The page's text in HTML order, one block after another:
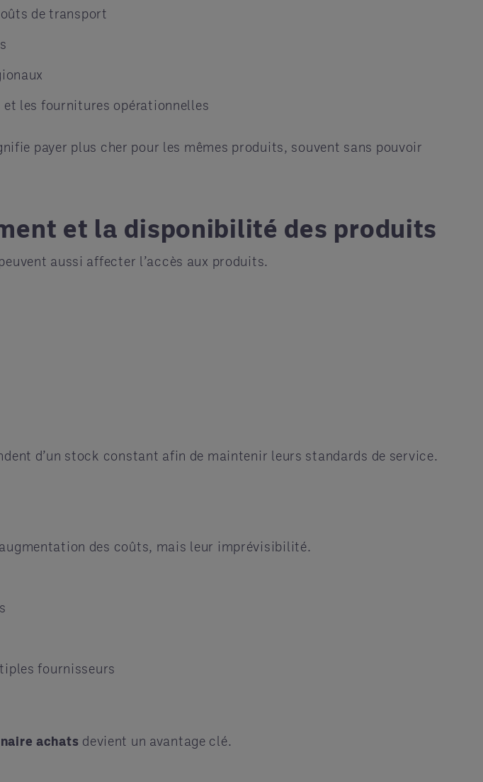
de transport
les fournitures opérationnelles
payer plus cher pour les mêmes produits, souvent sans pouvoir
et la disponibilité des produits
aussi affecter l’accès aux produits.
d’un stock constant afin de maintenir leurs standards de service.
des coûts, mais leur imprévisibilité.
fournisseurs
achats devient un avantage clé.